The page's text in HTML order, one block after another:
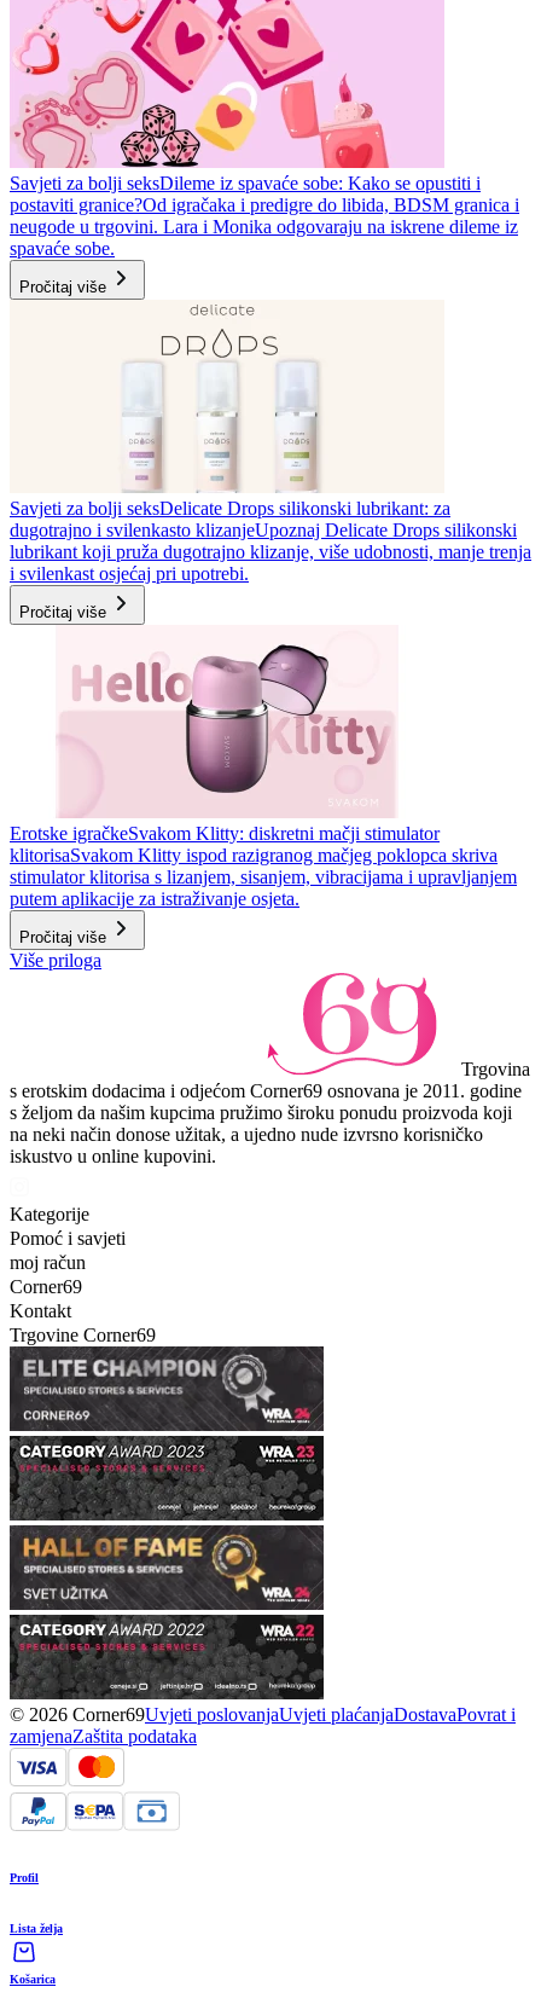
Savjeti za bolji seksDileme iz spavaće sobe: Kako se opustiti i
postaviti granice?Od igračaka i predigre do libida, BDSM granica i
neugode u trgovini. Lara i Monika odgovaraju na iskrene dileme iz
spavaće sobe.
Pročitaj više
Savjeti za bolji seksDelicate Drops silikonski lubrikant: za
dugotrajno i svilenkasto klizanjeUpoznaj Delicate Drops silikonski
lubrikant koji pruža dugotrajno klizanje, više udobnosti, manje trenja
i svilenkast osjećaj pri upotrebi.
Pročitaj više
Erotske igračkeSvakom Klitty: diskretni mačji stimulator
klitorisaSvakom Klitty ispod razigranog mačjeg poklopca skriva
stimulator klitorisa s lizanjem, sisanjem, vibracijama i upravljanjem
putem aplikacije za istraživanje osjeta.
Pročitaj više
Više priloga
Trgovina
s erotskim dodacima i odjećom Corner69 osnovana je 2011. godine
s željom da našim kupcima pružimo široku ponudu proizvoda koji
na neki način donose užitak, a ujedno nude izvrsno korisničko
iskustvo u online kupovini.
Kategorije
Pomoć i savjeti
moj račun
Corner69
Kontakt
Trgovine Corner69
© 2026 Corner69Uvjeti poslovanjaUvjeti plaćanjaDostavaPovrat i
zamjenaZaštita podataka
Profil
Lista želja
Košarica